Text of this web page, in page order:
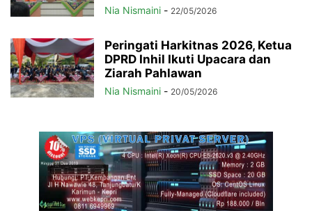
Nia Nismaini - 22/05/2026
Peringati Harkitnas 2026, Ketua
DPRD Inhil Ikuti Upacara dan
Ziarah Pahlawan
Nia Nismaini - 20/05/2026